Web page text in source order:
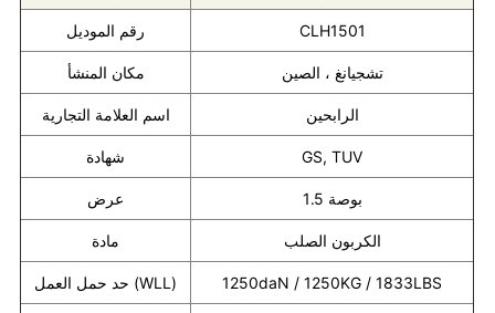
رقم الموديل CLH1501
مكان المنشأ تشجيانغ ، الصين
اسم العلامة التجارية الرابحين
شهادة GS, TUV
عرض 1.5 بوصة
مادة الكربون الصلب
حد حمل العمل (WLL) 1250daN / 1250KG / 1833LBS